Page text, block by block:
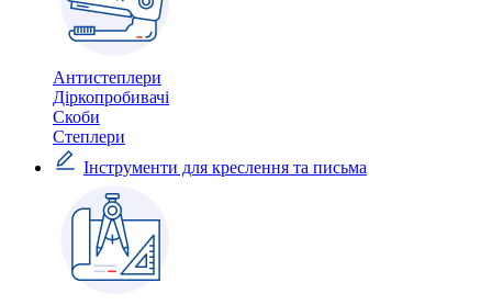
Антистеплери
Діркопробивачі
Скоби
Степлери
Інструменти для креслення та письма